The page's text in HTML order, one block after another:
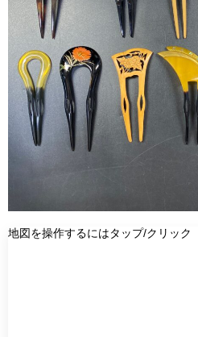
地図を操作するにはタップ/クリック